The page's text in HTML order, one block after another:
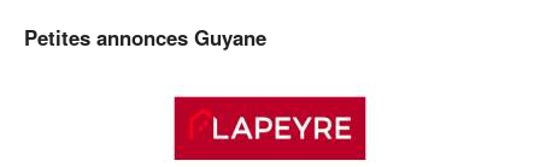
Petites annonces Guyane